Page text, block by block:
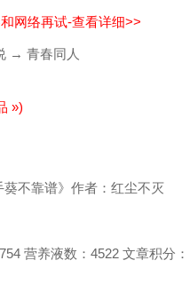
网络再试-查看详细>>
→ 青春同人
»)
不靠谱》作者：红尘不灭
营养液数：4522 文章积分：